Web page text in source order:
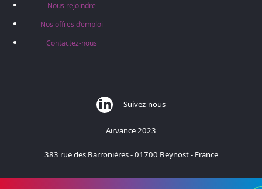
Nous rejoindre
Nos offres d’emploi
Contactez-nous
Suivez-nous
Airvance 2023
383 rue des Barronières - 01700 Beynost - France